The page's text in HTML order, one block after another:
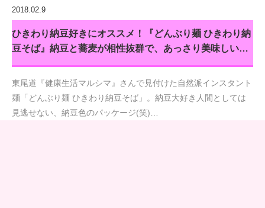
2018.02.9
ひきわり納豆好きにオススメ！『どんぶり麺 ひきわり納
豆そば』納豆と蕎麦が相性抜群で、あっさり美味しい…
東尾道『健康生活マルシマ』さんで見付けた自然派インスタント
麺「どんぶり麺 ひきわり納豆そば」。納豆大好き人間としては
見逃せない、納豆色のパッケージ(笑)…